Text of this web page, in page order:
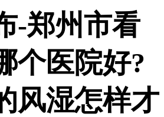
-郑州市看
个医院好?
风湿怎样才